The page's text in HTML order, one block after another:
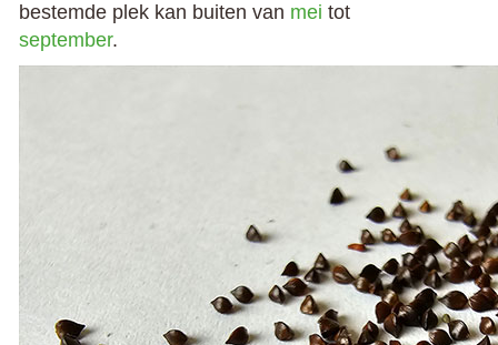
bestemde plek kan buiten van mei tot
september.